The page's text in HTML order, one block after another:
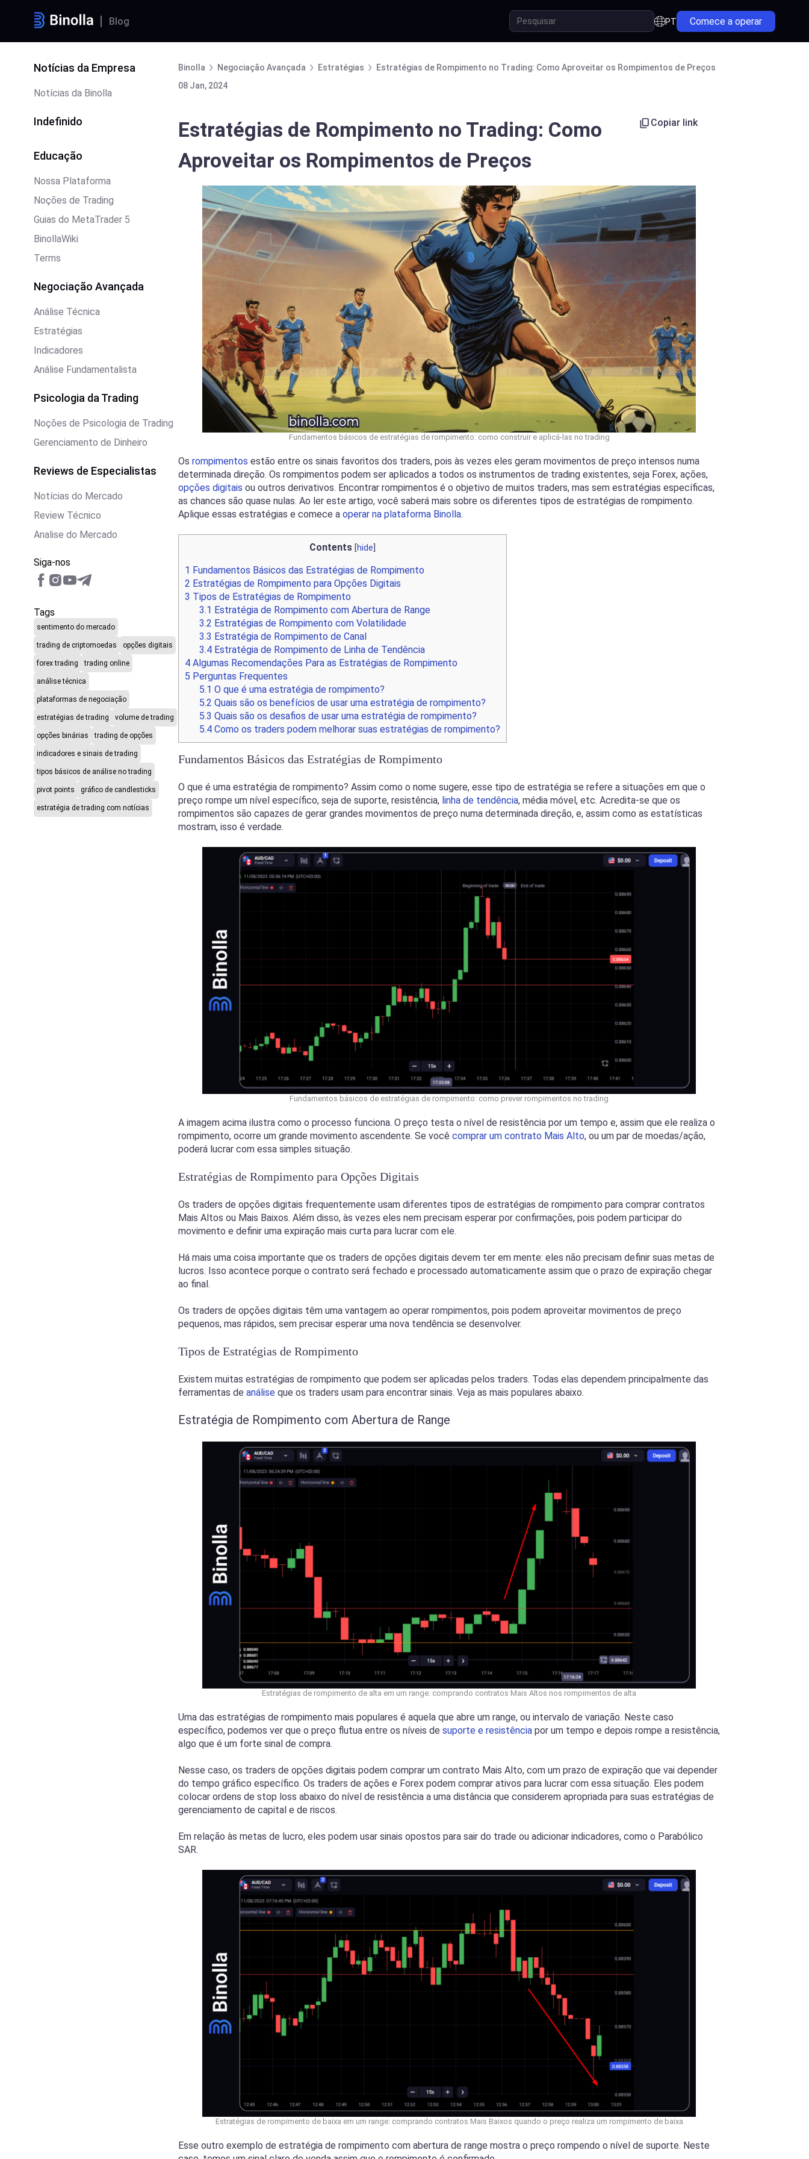
Blog PT Comece a operar
Notícias da Empresa
Notícias da Binolla
Indefinido
Educação
Nossa Plataforma
Noções de Trading
Guias do MetaTrader 5
BinollaWiki
Terms
Negociação Avançada
Análise Técnica
Estratégias
Indicadores
Análise Fundamentalista
Psicologia da Trading
Noções de Psicologia de Trading
Gerenciamento de Dinheiro
Reviews de Especialistas
Notícias do Mercado
Review Técnico
Analise do Mercado
Siga-nos
Tags
sentimento do mercado
trading de criptomoedas opções digitais
forex trading trading online
análise técnica
plataformas de negociação
estratégias de trading volume de trading
opções binárias trading de opções
indicadores e sinais de trading
tipos básicos de análise no trading
pivot points gráfico de candlesticks
estratégia de trading com notícias
Binolla Negociação Avançada Estratégias
Estratégias de Rompimento no Trading: Como Aproveitar os Rompimentos de Preços
08 Jan, 2024
Estratégias de Rompimento no Trading: Como
Aproveitar os Rompimentos de Preços
Copiar link
Fundamentos básicos de estratégias de rompimento: como construir e aplicá-las no trading
Os rompimentos estão entre os sinais favoritos dos traders, pois às vezes eles geram movimentos de preço intensos numa
determinada direção. Os rompimentos podem ser aplicados a todos os instrumentos de trading existentes, seja Forex, ações,
opções digitais ou outros derivativos. Encontrar rompimentos é o objetivo de muitos traders, mas sem estratégias específicas,
as chances são quase nulas. Ao ler este artigo, você saberá mais sobre os diferentes tipos de estratégias de rompimento.
Aplique essas estratégias e comece a operar na plataforma Binolla.
Contents [hide
1 Fundamentos Básicos das Estratégias de Rompimento
2 Estratégias de Rompimento para Opções Digitais
3 Tipos de Estratégias de Rompimento
3.1 Estratégia de Rompimento com Abertura de Range
3.2 Estratégias de Rompimento com Volatilidade
3.3 Estratégia de Rompimento de Canal
3.4 Estratégia de Rompimento de Linha de Tendência
4 Algumas Recomendações Para as Estratégias de Rompimento
5 Perguntas Frequentes
5.1 O que é uma estratégia de rompimento?
5.2 Quais são os benefícios de usar uma estratégia de rompimento?
5.3 Quais são os desafios de usar uma estratégia de rompimento?
5.4 Como os traders podem melhorar suas estratégias de rompimento?
Fundamentos Básicos das Estratégias de Rompimento
O que é uma estratégia de rompimento? Assim como o nome sugere, esse tipo de estratégia se refere a situações em que o
preço rompe um nível específico, seja de suporte, resistência, linha de tendência, média móvel, etc. Acredita-se que os
rompimentos são capazes de gerar grandes movimentos de preço numa determinada direção, e, assim como as estatísticas
mostram, isso é verdade.
Fundamentos básicos de estratégias de rompimento: como prever rompimentos no trading
A imagem acima ilustra como o processo funciona. O preço testa o nível de resistência por um tempo e, assim que ele realiza o
rompimento, ocorre um grande movimento ascendente. Se você comprar um contrato Mais Alto, ou um par de moedas/ação,
poderá lucrar com essa simples situação.
Estratégias de Rompimento para Opções Digitais
Os traders de opções digitais frequentemente usam diferentes tipos de estratégias de rompimento para comprar contratos
Mais Altos ou Mais Baixos. Além disso, às vezes eles nem precisam esperar por confirmações, pois podem participar do
movimento e definir uma expiração mais curta para lucrar com ele.
Há mais uma coisa importante que os traders de opções digitais devem ter em mente: eles não precisam definir suas metas de
lucros. Isso acontece porque o contrato será fechado e processado automaticamente assim que o prazo de expiração chegar
ao final.
Os traders de opções digitais têm uma vantagem ao operar rompimentos, pois podem aproveitar movimentos de preço
pequenos, mas rápidos, sem precisar esperar uma nova tendência se desenvolver.
Tipos de Estratégias de Rompimento
Existem muitas estratégias de rompimento que podem ser aplicadas pelos traders. Todas elas dependem principalmente das
ferramentas de análise que os traders usam para encontrar sinais. Veja as mais populares abaixo.
Estratégia de Rompimento com Abertura de Range
Estratégias de rompimento de alta em um range: comprando contratos Mais Altos nos rompimentos de alta
Uma das estratégias de rompimento mais populares é aquela que abre um range, ou intervalo de variação. Neste caso
específico, podemos ver que o preço flutua entre os níveis de suporte e resistência por um tempo e depois rompe a resistência,
algo que é um forte sinal de compra.
Nesse caso, os traders de opções digitais podem comprar um contrato Mais Alto, com um prazo de expiração que vai depender
do tempo gráfico específico. Os traders de ações e Forex podem comprar ativos para lucrar com essa situação. Eles podem
colocar ordens de stop loss abaixo do nível de resistência a uma distância que considerem apropriada para suas estratégias de
gerenciamento de capital e de riscos.
Em relação às metas de lucro, eles podem usar sinais opostos para sair do trade ou adicionar indicadores, como o Parabólico
SAR.
Estratégias de rompimento de baixa em um range: comprando contratos Mais Baixos quando o preço realiza um rompimento de baixa
Esse outro exemplo de estratégia de rompimento com abertura de range mostra o preço rompendo o nível de suporte. Neste